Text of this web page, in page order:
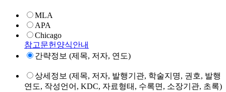
MLA
APA
Chicago
참고문헌양식안내
간략정보 (제목, 저자, 연도)
상세정보 (제목, 저자, 발행기관, 학술지명, 권호, 발행
연도, 작성언어, KDC, 자료형태, 수록면, 소장기관, 초록)